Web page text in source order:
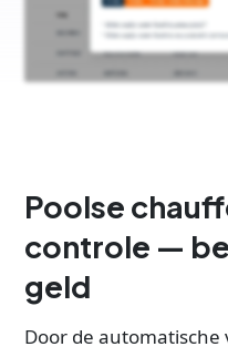
Poolse
controle —
geld
Door de automatische